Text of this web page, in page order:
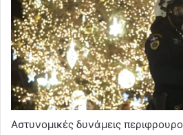
Αστυνομικές δυνάμεις